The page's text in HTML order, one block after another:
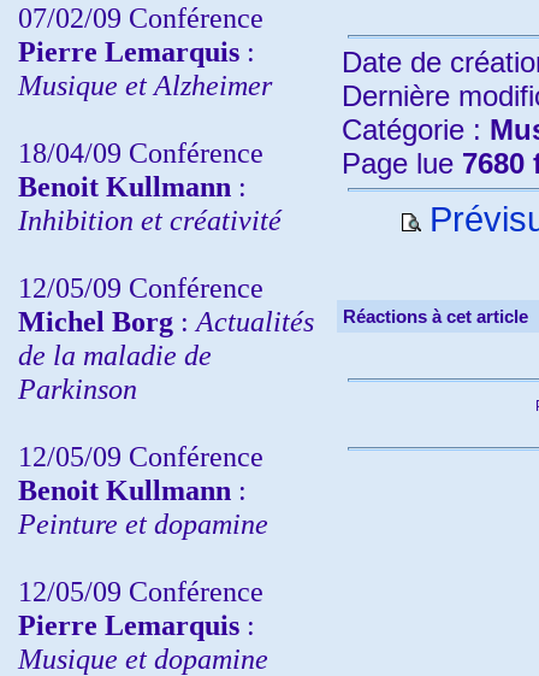
07/02/09 Conférence
Pierre Lemarquis :
Musique et Alzheimer
18/04/09 Conférence
Benoit Kullmann :
Inhibition et créativité
12/05/09 Conférence
Michel Borg : Actualités
de la maladie de
Parkinson
12/05/09 Conférence
Benoit Kullmann :
Peinture et dopamine
12/05/09 Conférence
Pierre Lemarquis :
Musique et dopamine
Date de
Dernière
Catégorie :
Page lue 7680
Réactions à cet article